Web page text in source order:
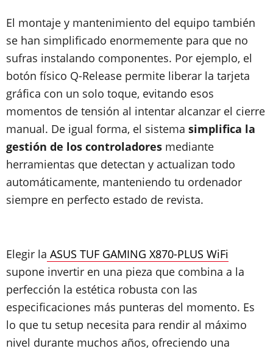
El montaje y mantenimiento del equipo también
se han simplificado enormemente para que no
sufras instalando componentes. Por ejemplo, el
botón físico Q-Release permite liberar la tarjeta
gráfica con un solo toque, evitando esos
momentos de tensión al intentar alcanzar el cierre
manual. De igual forma, el sistema simplifica la
gestión de los controladores mediante
herramientas que detectan y actualizan todo
automáticamente, manteniendo tu ordenador
siempre en perfecto estado de revista.
Elegir la ASUS TUF GAMING X870-PLUS WiFi
supone invertir en una pieza que combina a la
perfección la estética robusta con las
especificaciones más punteras del momento. Es
lo que tu setup necesita para rendir al máximo
nivel durante muchos años, ofreciendo una